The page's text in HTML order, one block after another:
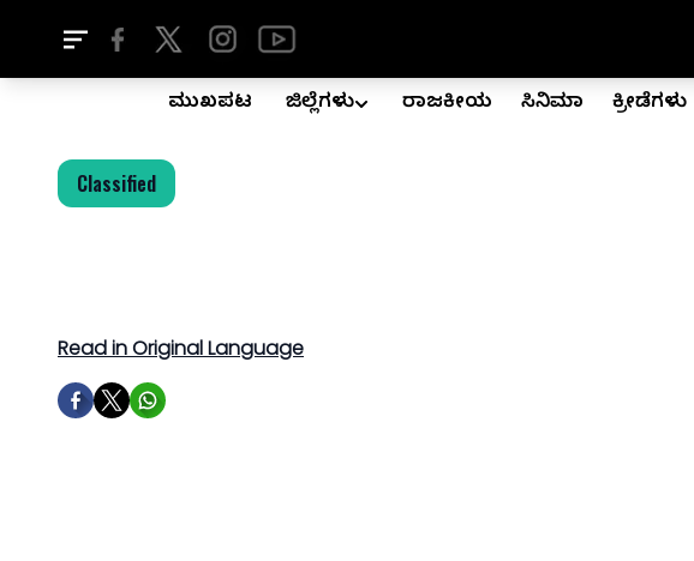
ಮುಖಪುಟ ಜಿಲ್ಲೆಗಳು ರಾಜಕೀಯ ಸಿನಿಮಾ ಕ್ರೀಡೆಗಳು
Classified
Read in Original Language